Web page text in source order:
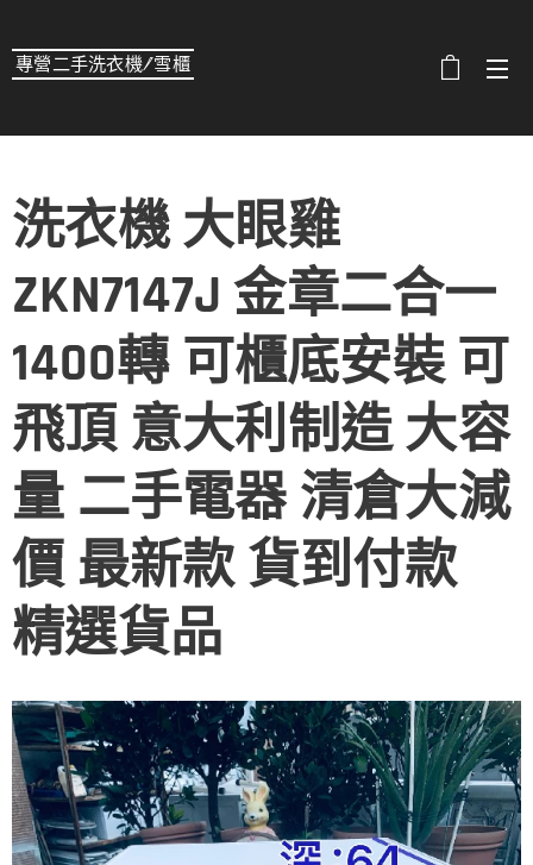
專營二手洗衣機/雪櫃
洗衣機 大眼雞
ZKN7147J 金章二合一
1400轉 可櫃底安裝 可
飛頂 意大利制造 大容
量 二手電器 清倉大減
價 最新款 貨到付款
精選貨品